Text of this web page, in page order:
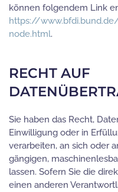
können folgendem Link
https://
node.html.
RECHT AUF
Sie haben das Recht,
Einwilligung oder in
verarbeiten, an sich oder
gängigen,
lassen. Sofern Sie die
einen anderen